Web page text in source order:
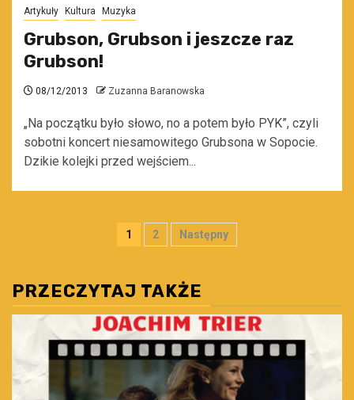
Artykuły Kultura Muzyka
Grubson, Grubson i jeszcze raz
Grubson!
08/12/2013 Zuzanna Baranowska
„Na początku było słowo, no a potem było PYK”, czyli
sobotni koncert niesamowitego Grubsona w Sopocie.
Dzikie kolejki przed wejściem...
Stronicowanie
1 2 Następny
PRZECZYTAJ TAKŻE